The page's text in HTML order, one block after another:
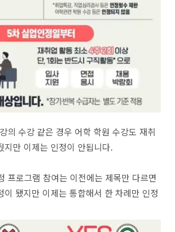
의 수강 같은 경우 어학 학원 수강도 재취
지만 이제는 인정이 안됩니다.
프로그램 참여는 이전에는 제목만 다르면
이 됐지만 이제는 통합해서 한 차례만 인정